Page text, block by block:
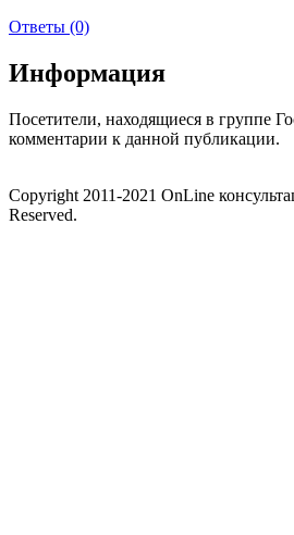
Ответы (0)
Информация
Посетители, находящиеся в группе
комментарии к данной публикации.
Copyright 2011-2021 OnLine
Reserved.